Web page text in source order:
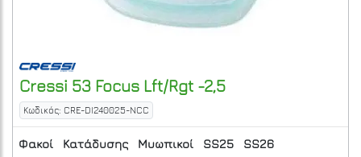
Cressi 53 Focus Lft/Rgt -2,5
Κωδικός: CRE-DI240025-NCC
Φακοί Κατάδυσης Μυωπικοί SS25 SS26